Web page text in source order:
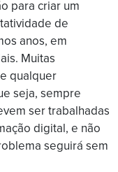
para criar um
de
anos, em
Muitas
qualquer
seja, sempre
ser trabalhadas
digital, e não
seguirá sem